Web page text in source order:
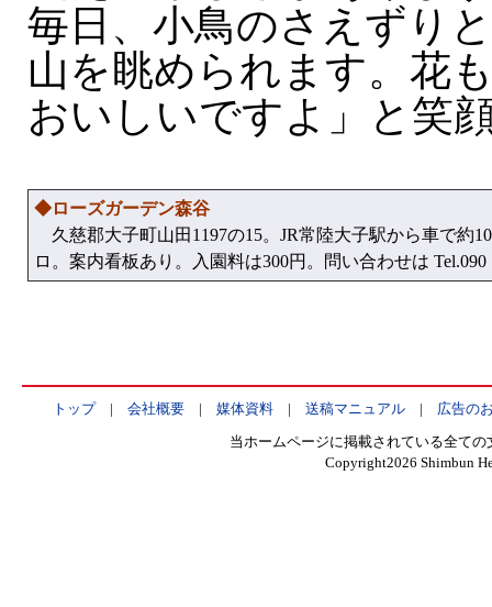
毎日、小鳥のさえずり
山を眺められます。花
おいしいですよ」と笑
◆ローズガーデン森谷
久慈郡大子町山田1197の15。JR常陸大子駅から車で約
ロ。案内看板あり。入園料は300円。問い合わせは Tel.090
トップ| 会社概要| 媒体資料| 送稿マニュアル| 広告の
当ホームページに掲載されている全て
Copyright2026 Shimbun